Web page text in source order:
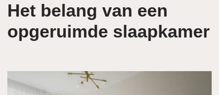
Het belang van een
opgeruimde slaapkamer